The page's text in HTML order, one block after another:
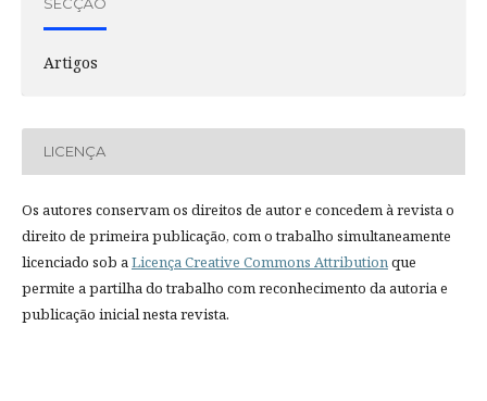
SECÇÃO
Artigos
LICENÇA
Os autores conservam os direitos de autor e concedem à revista o
direito de primeira publicação, com o trabalho simultaneamente
licenciado sob aLicença Creative Commons Attributionque
permite a partilha do trabalho com reconhecimento da autoria e
publicação inicial nesta revista.